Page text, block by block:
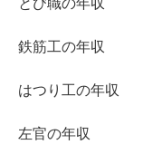
鉄筋工の年収
はつり工の年収
左官の年収